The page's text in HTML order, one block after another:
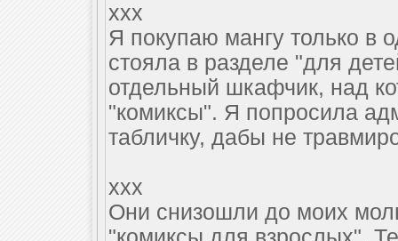
xxx
Я покупаю мангу только в
стояла в разделе "для
отдельный шкафчик, над
"комиксы". Я попросила
табличку, дабы не
xxx
Они снизошли до моих